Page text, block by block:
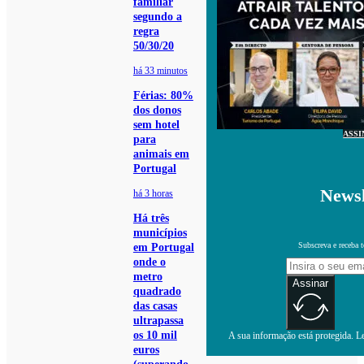
segundo a
regra
50/30/20
há 33 minutos
Férias: 80%
dos donos
sem hotel
para
animais em
Portugal
há 3 horas
Há três
municípios
em Portugal
onde o
metro
quadrado
das casas
ultrapassa
os 10 mil
euros
Subscreva e receba
Assinar
A sua informação está protegida.